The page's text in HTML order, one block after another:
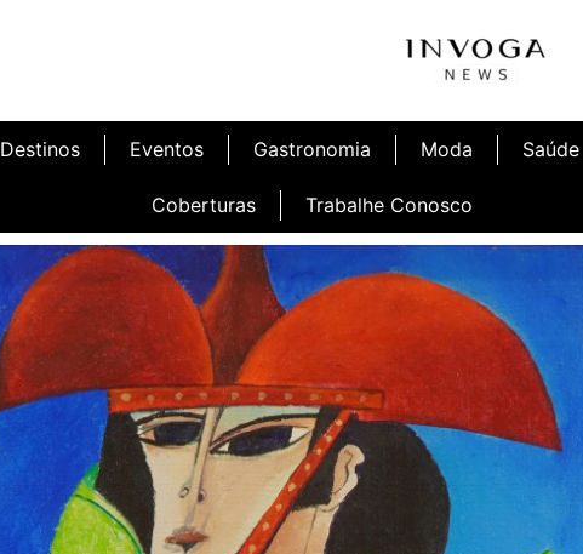
Destinos Eventos Gastronomia Moda Saúde
Coberturas Trabalhe Conosco
Inauguração Illa Café Inauguração